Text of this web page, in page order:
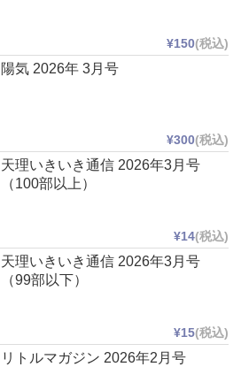
¥150(税込)
陽気 2026年 3月号
¥300(税込)
天理いきいき通信 2026年3月号
（100部以上）
¥14(税込)
天理いきいき通信 2026年3月号
（99部以下）
¥15(税込)
リトルマガジン 2026年2月号